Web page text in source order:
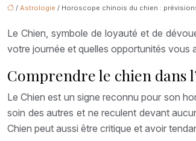
/ Astrologie / Horoscope chinois du chien :
Le Chien, symbole de loyauté et de
votre journée et quelles opportunités vous
Comprendre le chien dans
Le Chien est un signe reconnu pour son
soin des autres et ne reculent devant
Chien peut aussi être critique et avoir